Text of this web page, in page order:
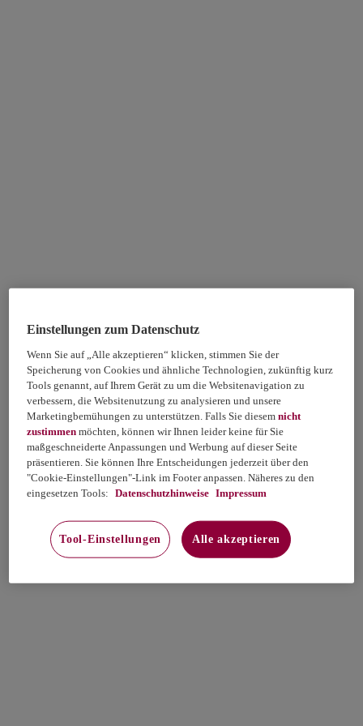
Einstellungen zum Datenschutz
Wenn Sie auf „Alle akzeptieren“ klicken, stimmen Sie der
Speicherung von Cookies und ähnliche Technologien, zukünftig kurz
Tools genannt, auf Ihrem Gerät zu um die Websitenavigation zu
verbessern, die Websitenutzung zu analysieren und unsere
Marketingbemühungen zu unterstützen. Falls Sie diesemnicht
zustimmen möchten, können wir Ihnen leider keine für Sie
maßgeschneiderte Anpassungen und Werbung auf dieser Seite
präsentieren. Sie können Ihre Entscheidungen jederzeit über den
"Cookie-Einstellungen"-Link im Footer anpassen. Näheres zu den
eingesetzen Tools: Datenschutzhinweise Impressum
Tool-Einstellungen Alle akzeptieren